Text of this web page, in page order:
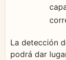
La detección
podrá dar